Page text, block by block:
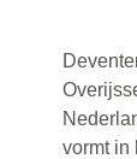
vormt in